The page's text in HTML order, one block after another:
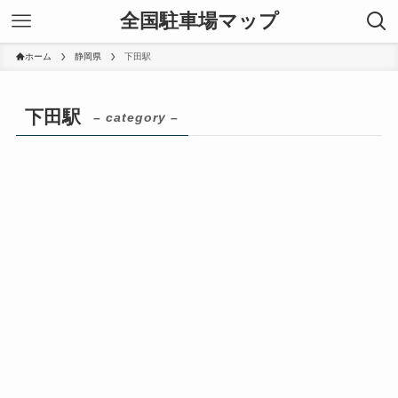
全国駐車場マップ
ホーム 静岡県 下田駅
下田駅 – category –